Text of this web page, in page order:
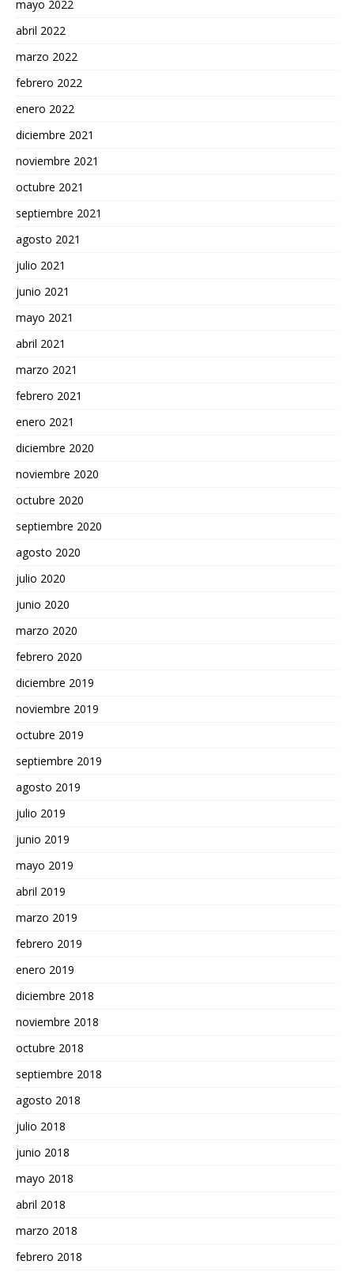
mayo 2022
abril 2022
marzo 2022
febrero 2022
enero 2022
diciembre 2021
noviembre 2021
octubre 2021
septiembre 2021
agosto 2021
julio 2021
junio 2021
mayo 2021
abril 2021
marzo 2021
febrero 2021
enero 2021
diciembre 2020
noviembre 2020
octubre 2020
septiembre 2020
agosto 2020
julio 2020
junio 2020
marzo 2020
febrero 2020
diciembre 2019
noviembre 2019
octubre 2019
septiembre 2019
agosto 2019
julio 2019
junio 2019
mayo 2019
abril 2019
marzo 2019
febrero 2019
enero 2019
diciembre 2018
noviembre 2018
octubre 2018
septiembre 2018
agosto 2018
julio 2018
junio 2018
mayo 2018
abril 2018
marzo 2018
febrero 2018